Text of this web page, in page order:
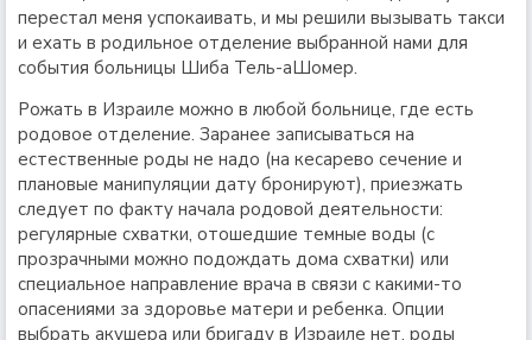
перестал меня успокаивать, и мы решили вызывать такси
и ехать в родильное отделение выбранной нами для
события больницы Шиба Тель-аШомер.
Рожать в Израиле можно в любой больнице, где есть
родовое отделение. Заранее записываться на
естественные роды не надо (на кесарево сечение и
плановые манипуляции дату бронируют), приезжать
следует по факту начала родовой деятельности:
регулярные схватки, отошедшие темные воды (с
прозрачными можно подождать дома схватки) или
специальное направление врача в связи с какими-то
опасениями за здоровье матери и ребенка. Опции
выбрать акушера или бригаду в Израиле нет, роды